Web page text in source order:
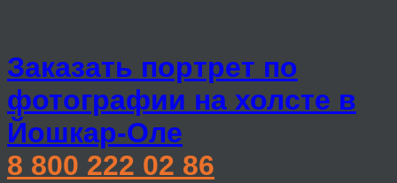
Заказать портрет по
фотографии на холсте в
Йошкар-Оле
8 800 222 02 86